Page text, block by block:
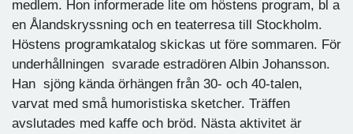
medlem. Hon informerade lite om höstens program, bl a
en Ålandskryssning och en teaterresa till Stockholm.
Höstens programkatalog skickas ut före sommaren. För
underhållningen svarade estradören Albin Johansson.
Han sjöng kända örhängen från 30- och 40-talen,
varvat med små humoristiska sketcher. Träffen
avslutades med kaffe och bröd. Nästa aktivitet är